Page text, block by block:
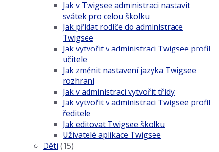
Jak v Twigsee administraci nastavit
svátek pro celou školku
Jak přidat rodiče do administrace
Twigsee
Jak vytvořit v administraci Twigsee profil
učitele
Jak změnit nastavení jazyka Twigsee
rozhraní
Jak v administraci vytvořit třídy
Jak vytvořit v administraci Twigsee profil
ředitele
Jak editovat Twigsee školku
Uživatelé aplikace Twigsee
Děti (15)